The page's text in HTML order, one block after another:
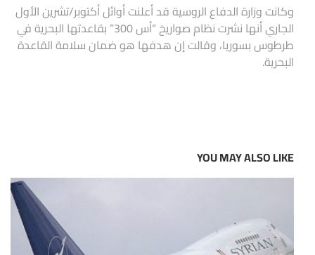
وكانت وزارة الدفاع الروسية قد أعلنت أوائل أكتوبر/تشرين الأول
الجاري أنها نشرت نظام صواريخ “أس 300” بقاعدتها البحرية في
طرطوس بسوريا، وقالت إن هدفها هو ضمان سلامة القاعدة
البحرية.
YOU MAY ALSO LIKE